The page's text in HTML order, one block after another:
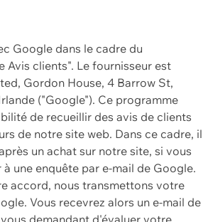
Google dans le cadre du
Avis clients". Le fournisseur est
Gordon House, 4 Barrow St,
("Google"). Ce programme
de recueillir des avis de clients
de notre site web. Dans ce cadre, il
un achat sur notre site, si vous
une enquête par e-mail de Google.
accord, nous transmettons votre
Vous recevrez alors un e-mail de